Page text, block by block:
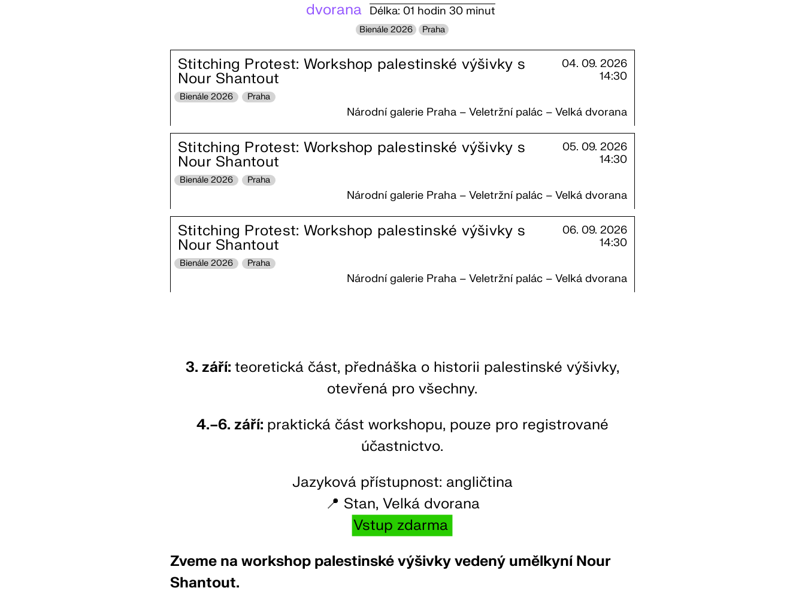
dvorana
Délka: 01 hodin 30 minut
Bienále 2026 Praha
Stitching Protest: Workshop palestinské výšivky s
Nour Shantout
04. 09. 2026
14:30
Bienále 2026 Praha
Národní galerie Praha – Veletržní palác – Velká dvorana
Stitching Protest: Workshop palestinské výšivky s
Nour Shantout
05. 09. 2026
14:30
Bienále 2026 Praha
Národní galerie Praha – Veletržní palác – Velká dvorana
Stitching Protest: Workshop palestinské výšivky s
Nour Shantout
06. 09. 2026
14:30
Bienále 2026 Praha
Národní galerie Praha – Veletržní palác – Velká dvorana
3. září: teoretická část, přednáška o historii palestinské výšivky,
otevřená pro všechny.
4.–6. září: praktická část workshopu, pouze pro registrované
účastnictvo.
Jazyková přístupnost: angličtina
📍 Stan, Velká dvorana
Vstup zdarma
Zveme na workshop palestinské výšivky vedený umělkyní Nour
Shantout.